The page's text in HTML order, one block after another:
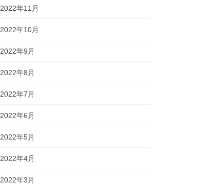
2022年11月
2022年10月
2022年9月
2022年8月
2022年7月
2022年6月
2022年5月
2022年4月
2022年3月